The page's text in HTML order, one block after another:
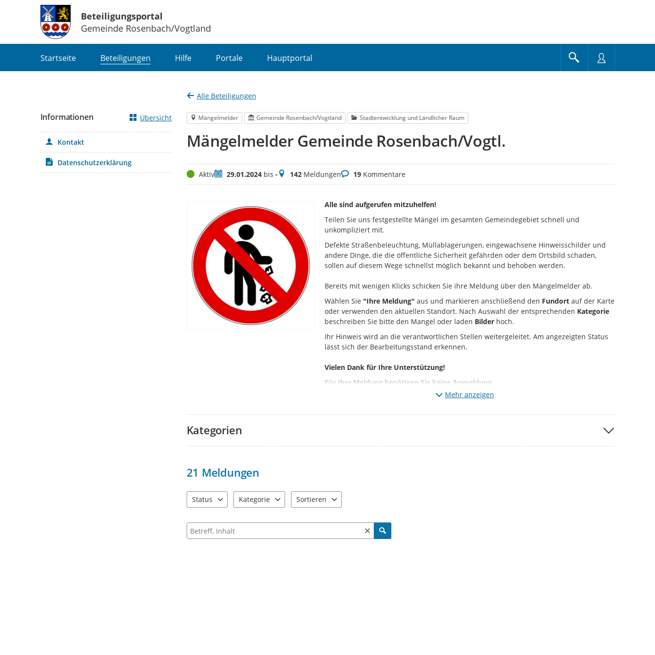
Beteiligungsportal
Gemeinde Rosenbach/Vogtland
Startseite Beteiligungen Hilfe Portale Hauptportal
Alle Beteiligungen
Mängelmelder Gemeinde Rosenbach/Vogtland Stadtentwicklung und Ländlicher Raum
Mängelmelder Gemeinde Rosenbach/Vogtl.
StatusAktivZeitraum
29.01.2024bis -Meldungen
142MeldungenKommentare
19Kommentare
Alle sind aufgerufen mitzuhelfen!
Teilen Sie uns festgestellte Mängel im gesamten Gemeindegebiet schnell und
unkompliziert mit.
Defekte Straßenbeleuchtung, Müllablagerungen, eingewachsene Hinweisschilder und
andere Dinge, die die öffentliche Sicherheit gefährden oder dem Ortsbild schaden,
sollen auf diesem Wege schnellst möglich bekannt und behoben werden.
Bereits mit wenigen Klicks schicken Sie ihre Meldung über den Mängelmelder ab.
Wählen Sie "Ihre Meldung" aus und markieren anschließend den Fundort auf der Karte
oder verwenden den aktuellen Standort. Nach Auswahl der entsprechenden Kategorie
beschreiben Sie bitte den Mangel oder laden Bilder hoch.
Ihr Hinweis wird an die verantwortlichen Stellen weitergeleitet. Am angezeigten Status
lässt sich der Bearbeitungsstand erkennen.
Vielen Dank für Ihre Unterstützung!
Für Ihre Meldung benötigen Sie keine Anmeldung.
nach deren Beendigung angezeigt.
Mehr anzeigen
Kategorien
21 Meldungen
Status
Kategorie
Sortieren
Suche nach Meldungen und Kommentaren
Informationen Übersicht
Kontakt
Datenschutzerklärung